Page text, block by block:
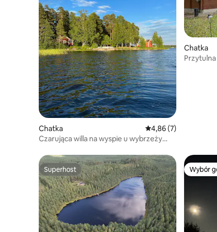
Chatka Średnia ocena: 4,86
4,86 (7)
Czarująca willa na wyspie u wybrzeży
Chatka
Superhost
Superhost Wybór
Wybór